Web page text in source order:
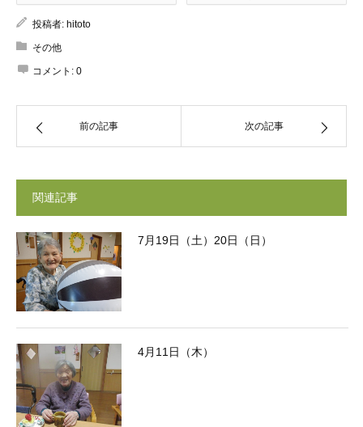
投稿者: hitoto
その他
コメント: 0
前の記事 次の記事
関連記事
7月19日（土）20日（日）
4月11日（木）